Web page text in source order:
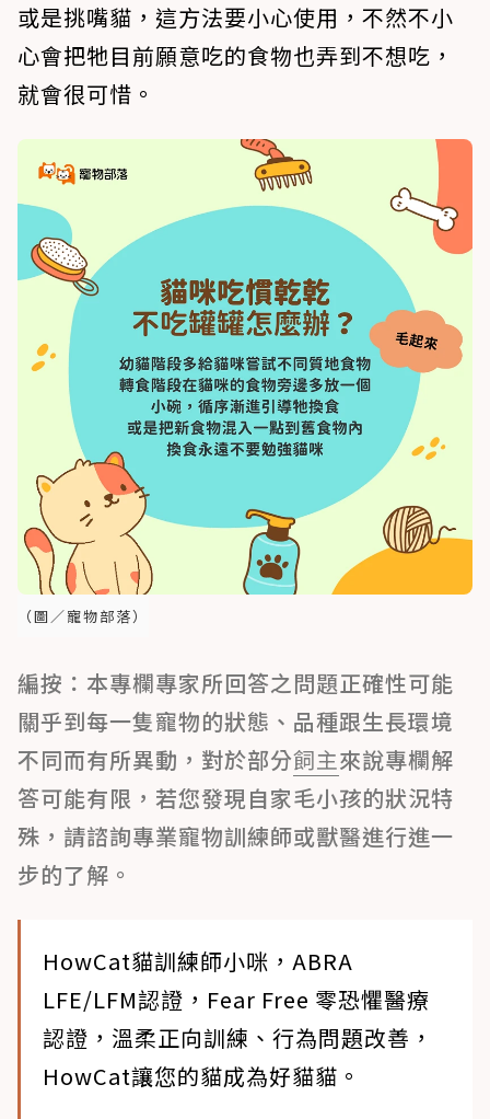
或是挑嘴貓，這方法要小心使用，不然不小
心會把牠目前願意吃的食物也弄到不想吃，
就會很可惜。
（圖／寵物部落）
編按：本專欄專家所回答之問題正確性可能
關乎到每一隻寵物的狀態、品種跟生長環境
不同而有所異動，對於部分飼主來說專欄解
答可能有限，若您發現自家毛小孩的狀況特
殊，請諮詢專業寵物訓練師或獸醫進行進一
步的了解。
HowCat貓訓練師小咪，ABRA
LFE/LFM認證，Fear Free 零恐懼醫療
認證，溫柔正向訓練、行為問題改善，
HowCat讓您的貓成為好貓貓。